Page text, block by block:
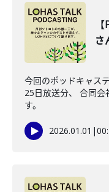
さ
今回のポッドキャス
25日放送分、 合同会
す。
2026.01.01 |